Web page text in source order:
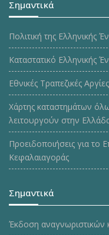
Σημαντικά
Πολιτική της Ελληνικής
Καταστατικό Ελληνικής
Εθνικές Τραπεζικές Αργίες
Χάρτης καταστημάτων
λειτουργούν στην
Προειδοποιήσεις για το
Κεφαλαιαγοράς
Σημαντικά
Έκδοση αναγνωριστικών